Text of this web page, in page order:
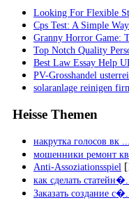
Looking For Flexible
Cps Test: A Simple
Granny Horror Game:
Top Notch Quality
Best Law Essay Help
PV-Grosshandel
solaranlage reinigen
Heisse Themen
накрутка голосов вк ...
мошенники ремонт
Anti-Assoziationsspiel
как сделать
Заказать создание